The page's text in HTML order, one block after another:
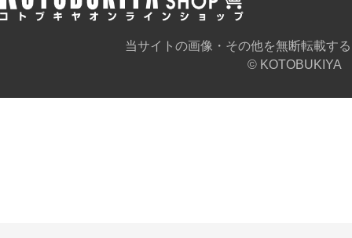
当サイトの画像・その他を無断転載す
© KOTOBUKIYA